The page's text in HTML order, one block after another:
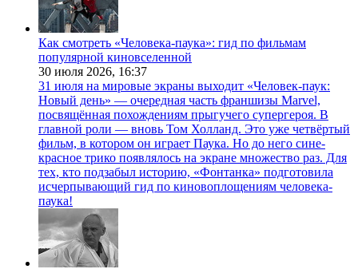
Как смотреть «Человека-паука»: гид по фильмам
популярной киновселенной
30 июля 2026, 16:37
31 июля на мировые экраны выходит «Человек-паук:
Новый день» — очередная часть франшизы Marvel,
посвящённая похождениям прыгучего супергероя. В
главной роли — вновь Том Холланд. Это уже четвёртый
фильм, в котором он играет Паука. Но до него сине-
красное трико появлялось на экране множество раз. Для
тех, кто подзабыл историю, «Фонтанка» подготовила
исчерпывающий гид по киновоплощениям человека-
паука!